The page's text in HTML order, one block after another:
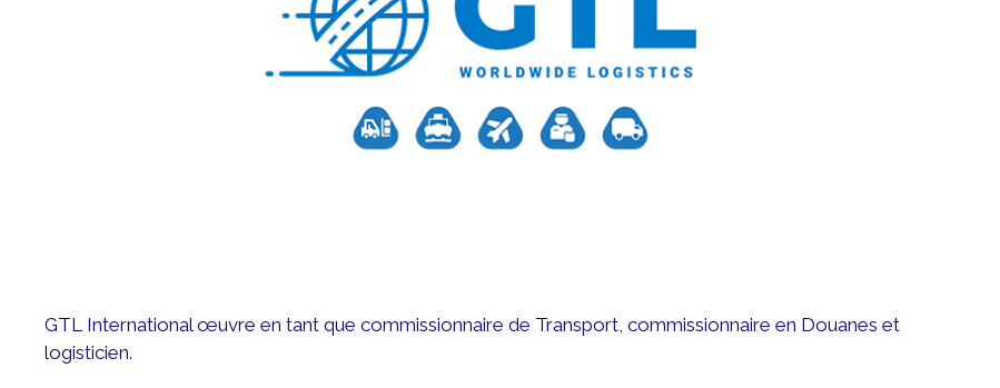
GTL International œuvre en tant que commissionnaire de Transport, commissionnaire en Douanes et
logisticien.